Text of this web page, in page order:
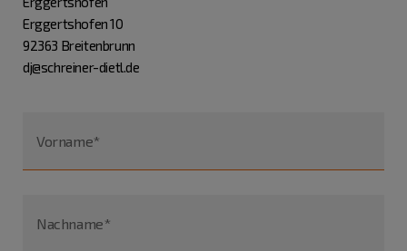
Erggertshofen 10
92363 Breitenbrunn
dj@schreiner-dietl.de
Vorname*
Nachname*